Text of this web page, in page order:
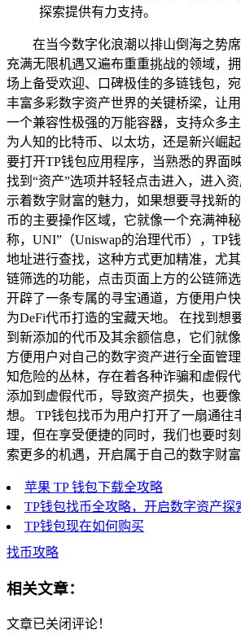
探索提供有力支持。
在当今数字化浪潮以排山倒海之势
充满无限机遇又遍布重重挑战的领域，
场上备受欢迎、口碑极佳的多链钱包，
丰富多彩数字资产世界的关键桥梁，让
一个兼容性极强的万能容器，支持众多
为人知的比特币、以太坊，还是新兴崛
要打开TP钱包应用程序，当熟悉的界面
找到“资产”选项并轻轻点击进入，进入
示着数字财富的魅力，如果想要寻找新
币的主要操作区域，它就像一个充满神
称，UNI”（Uniswap的治理代币），TP
地址进行查找，这种方式更加精准，尤
链筛选的功能，点击页面上方的公链筛
开辟了一条专属的寻宝通道，方便用户
为DeFi代币打造的宝藏天地。 在找到想
到新添加的代币及其余额信息，它们就
方便用户对自己的数字资产进行全面管
知危险的丛林，存在着各种诈骗和虚假
添加到虚假代币，导致资产损失，也要
想。 TP钱包找币为用户打开了一扇通
理，但在享受便捷的同时，我们也要时
索更多的机遇，开启属于自己的数字财
苹果 TP 钱包下载全攻略
TP钱包找币全攻略，开启数字资产探
TP钱包现在如何购买
找币攻略
相关文章：
文章已关闭评论！